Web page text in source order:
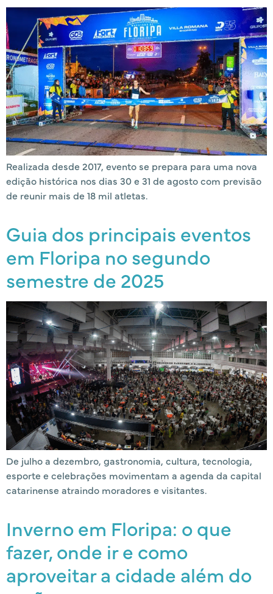
Realizada desde 2017, evento se prepara para uma nova
edição histórica nos dias 30 e 31 de agosto com previsão
de reunir mais de 18 mil atletas.
Guia dos principais eventos
em Floripa no segundo
semestre de 2025
De julho a dezembro, gastronomia, cultura, tecnologia,
esporte e celebrações movimentam a agenda da capital
catarinense atraindo moradores e visitantes.
Inverno em Floripa: o que
fazer, onde ir e como
aproveitar a cidade além do